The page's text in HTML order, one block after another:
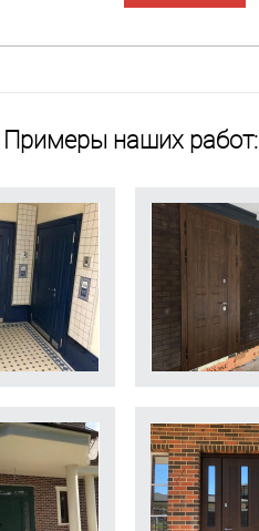
Примеры наших работ: